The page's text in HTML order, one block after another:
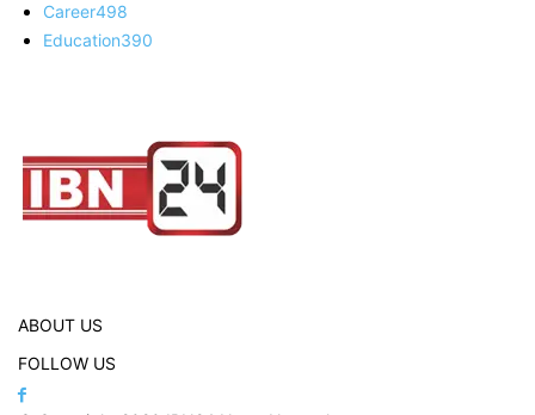
Career498
Education390
ABOUT US
FOLLOW US